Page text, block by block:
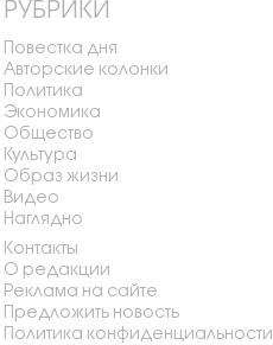
РУБРИКИ
Повестка дня
Авторские колонки
Политика
Экономика
Общество
Культура
Образ жизни
Видео
Наглядно
Контакты
О редакции
Реклама на сайте
Предложить новость
Политика конфиденциальности